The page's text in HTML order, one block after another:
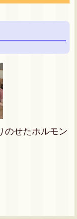
のせたホルモン